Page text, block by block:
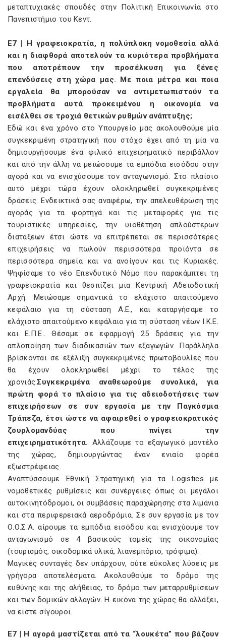
μεταπτυχιακές σπουδές στην Πολιτική Επικοινωνία στο
Πανεπιστήμιο του Κεντ.
E7 | Η γραφειοκρατία, η πολύπλοκη νομοθεσία αλλά
και η διαφθορά αποτελούν τα κυριότερα προβλήματα
που αποτρέπουν την προσέλκυση για ξένες
επενδύσεις στη χώρα μας. Με ποια μέτρα και ποια
εργαλεία θα μπορούσαν να αντιμετωπιστούν τα
προβλήματα αυτά προκειμένου η οικονομία να
εισέλθει σε τροχιά θετικών ρυθμών ανάπτυξης;
Εδώ και ένα χρόνο στο Υπουργείο μας ακολουθούμε μία
συγκεκριμένη στρατηγική που στόχο έχει από τη μία να
δημιουργήσουμε ένα φιλικό επιχειρηματικό περιβάλλον
και από την άλλη να μειώσουμε τα εμπόδια εισόδου στην
αγορά και να ενισχύσουμε τον ανταγωνισμό. Στο πλαίσιο
αυτό μέχρι τώρα έχουν ολοκληρωθεί συγκεκριμένες
δράσεις. Ενδεικτικά σας αναφέρω, την απελευθέρωση της
αγοράς για τα φορτηγά και τις μεταφορές για τις
τουριστικές υπηρεσίες, την υιοθέτηση απλούστερων
διατάξεων έτσι ώστε να επιτρέπεται σε περισσότερες
επιχειρήσεις να πωλούν περισσότερα προϊόντα σε
περισσότερα σημεία και να ανοίγουν και τις Κυριακές.
Ψηφίσαμε το νέο Επενδυτικό Νόμο που παρακάμπτει τη
γραφειοκρατία και θεσπίζει μια Κεντρική Αδειοδοτική
Αρχή. Μειώσαμε σημαντικά το ελάχιστο απαιτούμενο
κεφάλαιο για τη σύσταση Α.Ε., και καταργήσαμε το
ελάχιστο απαιτούμενο κεφάλαιο για τη σύσταση νέων Ι.Κ.Ε.
και Ε.Π.Ε.. Θέσαμε σε εφαρμογή 25 δράσεις για την
απλοποίηση των διαδικασιών των εξαγωγών. Παράλληλα
βρίσκονται σε εξέλιξη συγκεκριμένες πρωτοβουλίες που
θα έχουν ολοκληρωθεί μέχρι το τέλος της
χρονιάς.Συγκεκριμένα αναθεωρούμε συνολικά, για
πρώτη φορά το πλαίσιο για τις αδειοδοτήσεις των
επιχειρήσεων σε συν εργασία με την Παγκόσμια
Τράπεζα, έτσι ώστε να αφαιρεθεί ο γραφειοκρατικός
ζουρλομανδύας που πνίγει την
επιχειρηματικότητα. Αλλάζουμε το εξαγωγικό μοντέλο
της χώρας, δημιουργώντας έναν ενιαίο φορέα
εξωστρέφειας.
Αναπτύσσουμε Εθνική Στρατηγική για τα Logistics με
νομοθετικές ρυθμίσεις και συνέργειες όπως οι μεγάλοι
αυτοκινητόδρομοι, οι συμβάσεις παραχώρησης στα λιμάνια
και στα περιφερειακά αεροδρόμια. Σε συν εργασία με τον
Ο.Ο.Σ.Α. αίρουμε τα εμπόδια εισόδου και ενισχύουμε τον
ανταγωνισμό σε 4 βασικούς τομείς της οικονομίας
(τουρισμός, οικοδομικά υλικά, λιανεμπόριο, τρόφιμα).
Μαγικές συνταγές δεν υπάρχουν, ούτε εύκολες λύσεις με
γρήγορα αποτελέσματα. Ακολουθούμε το δρόμο της
ευθύνης και της αλήθειας, το δρόμο των μεταρρυθμίσεων
και των δομικών αλλαγών. Η εικόνα της χώρας θα αλλάξει,
να είστε σίγουροι.
E7 | Η αγορά μαστίζεται από τα “λουκέτα” που βάζουν